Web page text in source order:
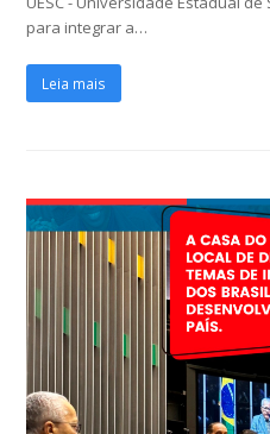
para integrar a…
Leia mais